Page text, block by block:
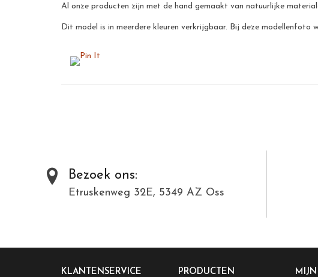
Al onze producten zijn met de hand gemaakt van natuurlijke
Dit model is in meerdere kleuren verkrijgbaar. Bij deze modellenfoto
Bezoek ons:
Etruskenweg 32E, 5349 AZ Oss
KLANTENSERVICE PRODUCTEN